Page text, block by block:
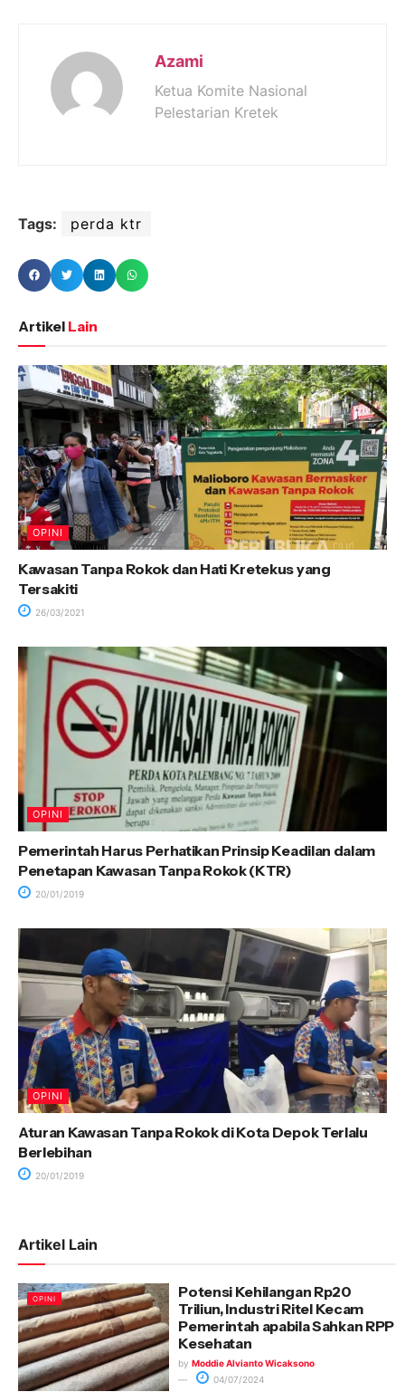
Azami
Ketua Komite Nasional
Pelestarian Kretek
Tags: perda ktr
Artikel Lain
OPINI
Kawasan Tanpa Rokok dan Hati Kretekus yang
Tersakiti
26/03/2021
OPINI
Pemerintah Harus Perhatikan Prinsip Keadilan dalam
Penetapan Kawasan Tanpa Rokok (KTR)
20/01/2019
OPINI
Aturan Kawasan Tanpa Rokok di Kota Depok Terlalu
Berlebihan
20/01/2019
Artikel Lain
OPINI
Potensi Kehilangan Rp20
Triliun, Industri Ritel Kecam
Pemerintah apabila Sahkan RPP
Kesehatan
by Moddie Alvianto Wicaksono
04/07/2024